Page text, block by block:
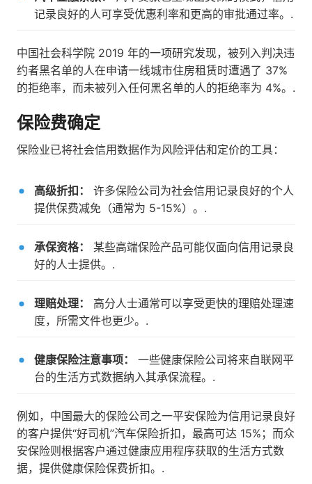
记录良好的人可享受优惠利率和更高的审批通过率。.
中国社会科学院 2019 年的一项研究发现，被列入判决违
约者黑名单的人在申请一线城市住房租赁时遭遇了 37%
的拒绝率，而未被列入任何黑名单的人的拒绝率为 4%。.
保险费确定
保险业已将社会信用数据作为风险评估和定价的工具：
高级折扣：
许多保险公司为社会信用记录良好的个人
提供保费减免（通常为 5-15%）。.
承保资格：
某些高端保险产品可能仅面向信用记录良
好的人士提供。.
理赔处理：
高分人士通常可以享受更快的理赔处理速
度，所需文件也更少。.
健康保险注意事项：
一些健康保险公司将来自联网平
台的生活方式数据纳入其承保流程。.
例如，中国最大的保险公司之一平安保险为信用记录良好
的客户提供“好司机”汽车保险折扣，最高可达 15%；而众
安保险则根据客户通过健康应用程序获取的生活方式数
据，提供健康保险保费折扣。.